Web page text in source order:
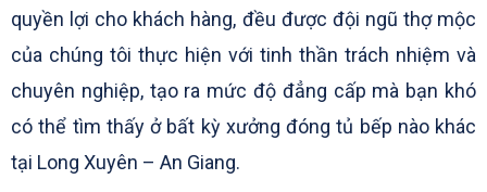
quyền lợi cho khách hàng, đều được đội ngũ thợ mộc
của chúng tôi thực hiện với tinh thần trách nhiệm và
chuyên nghiệp, tạo ra mức độ đẳng cấp mà bạn khó
có thể tìm thấy ở bất kỳ xưởng đóng tủ bếp nào khác
tại Long Xuyên – An Giang.